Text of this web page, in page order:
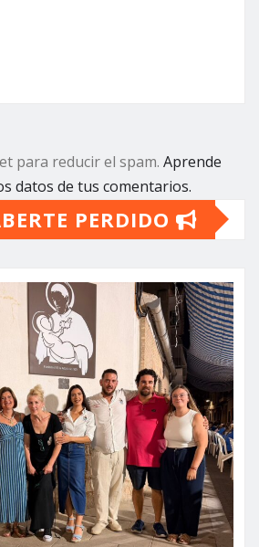
para reducir el spam. Aprende
datos de tus comentarios.
PERDIDO